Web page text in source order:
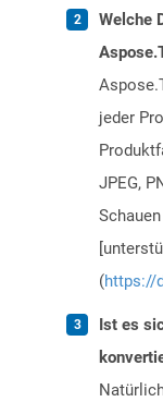
Welche
jeder
JPEG,
(https://
Ist es